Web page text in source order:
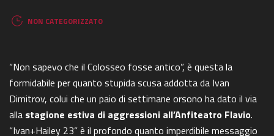
NON CATEGORIZZATO
“Non sapevo che il Colosseo fosse antico”, è questa la
formidabile per quanto stupida scusa addotta da Ivan
Dimitrov, colui che un paio di settimane orsono ha dato il via
alla stagione estiva di aggressioni all’Anfiteatro Flavio.
“Ivan+Hailey 23” è il profondo quanto imperdibile messaggio